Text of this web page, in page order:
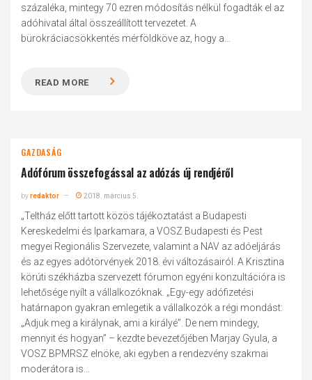
százaléka, mintegy 70 ezren módosítás nélkül fogadták el az
adóhivatal által összeállított tervezetet. A
bürokráciacsökkentés mérföldköve az, hogy a...
READ MORE
GAZDASÁG
Adófórum összefogással az adózás új rendjéről
byredaktor 2018. március 5.
„Teltház előtt tartott közös tájékoztatást a Budapesti
Kereskedelmi és Iparkamara, a VOSZ Budapesti és Pest
megyei Regionális Szervezete, valamint a NAV az adóeljárás
és az egyes adótörvények 2018. évi változásairól. A Krisztina
körúti székházba szervezett fórumon egyéni konzultációra is
lehetősége nyílt a vállalkozóknak. „Egy-egy adófizetési
határnapon gyakran emlegetik a vállalkozók a régi mondást:
„Adjuk meg a királynak, ami a királyé”. De nem mindegy,
mennyit és hogyan” – kezdte bevezetőjében Marjay Gyula, a
VOSZ BPMRSZ elnöke, aki egyben a rendezvény szakmai
moderátora is...